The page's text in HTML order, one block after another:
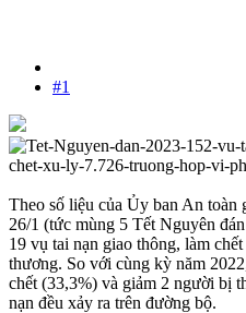
#1
Theo số liệu của Ủy ban An toàn
26/1 (tức mùng 5 Tết Nguyên
19 vụ tai nạn giao thông, làm
thương. So với cùng kỳ năm
chết (33,3%) và giảm 2 người bị
nạn đều xảy ra trên đường bộ.